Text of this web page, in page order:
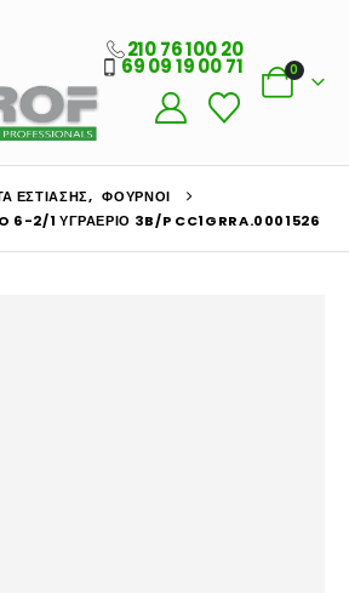
210 76 100 20
69 09 19 00 71 0
ΕΣΤΊΑΣΗΣ, ΦΟΎΡΝΟΙ
6-2/1 ΥΓΡΑΈΡΙΟ 3B/P CC1GRRA.0001526